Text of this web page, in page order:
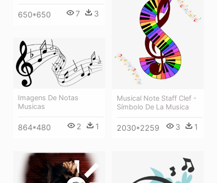
650*650 7 3
Musical Note Staff Clef -
Símbolo De La Musica
2030*2259 3 1
Imagens De Notas
Musicas
864*480 2 1